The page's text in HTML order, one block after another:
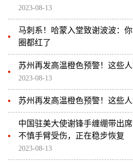
2023-08-13
马刺系！哈蒙入堂致谢波波：
圈都红了
苏州再发高温橙色预警！这些
2023-08-13
苏州再发高温橙色预警！这些
中国驻美大使谢锋手缠绷带出
不慎手臂受伤，正在稳步恢复
2023-08-13